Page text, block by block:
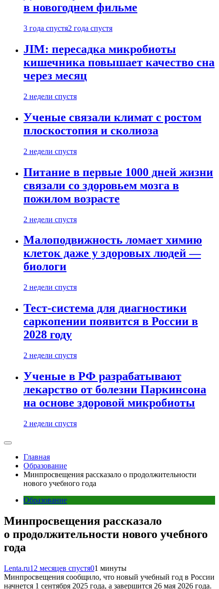
в новогоднем фильме
3 года спустя2 года спустя
JIM: пересадка микробиоты
кишечника повышает качество сна
через месяц
2 недели спустя
Ученые связали климат с ростом
плоскостопия и сколиоза
2 недели спустя
Питание в первые 1000 дней жизни
связали со здоровьем мозга в
пожилом возрасте
2 недели спустя
Малоподвижность ломает химию
клеток даже у здоровых людей —
биологи
2 недели спустя
Тест-система для диагностики
саркопении появится в России в
2028 году
2 недели спустя
Ученые в РФ разрабатывают
лекарство от болезни Паркинсона
на основе здоровой микробиоты
2 недели спустя
Главная
Образование
Минпросвещения рассказало о продолжительности
нового учебного года
Образование
Минпросвещения рассказало
о продолжительности нового учебного
года
Lenta.ru12 месяцев спустя01 минуты
Минпросвещения сообщило, что новый учебный год в России
начнется 1 сентября 2025 года, а завершится 26 мая 2026 года.